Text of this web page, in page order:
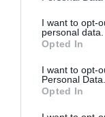
not limited to your
grant or deny
use your data for
consent section.
I want to opt-
personal data.
Opted In
I want to opt-
Personal Data.
Opted In
29 Jul 14:53